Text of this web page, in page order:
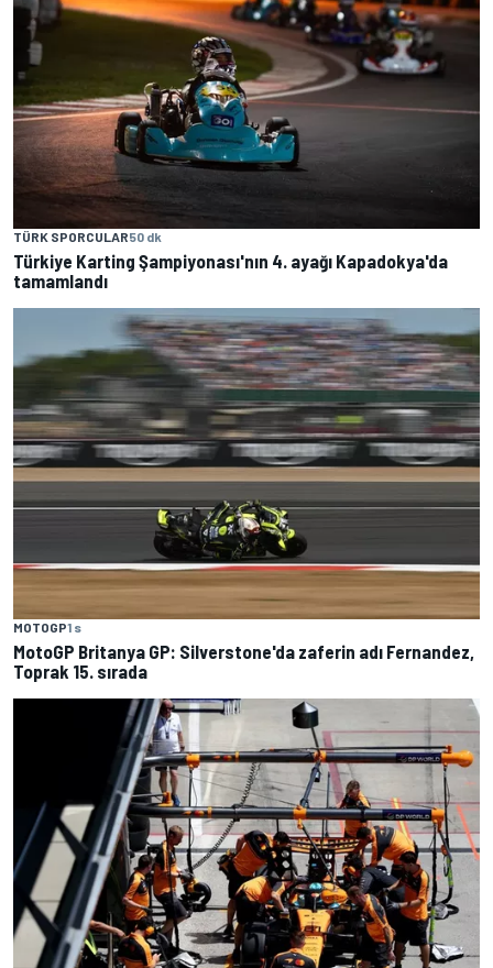
TÜRK SPORCULAR50 dk
Türkiye Karting Şampiyonası'nın 4. ayağı Kapadokya'da
tamamlandı
MOTOGP1 s
MotoGP Britanya GP: Silverstone'da zaferin adı Fernandez,
Toprak 15. sırada